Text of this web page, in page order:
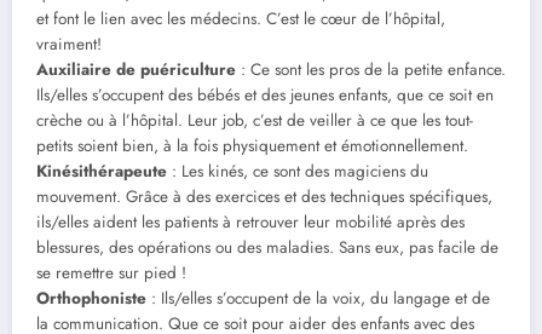
et font le lien avec les médecins. C’est le cœur de l’hôpital,
vraiment!
Auxiliaire de puériculture : Ce sont les pros de la petite enfance.
Ils/elles s’occupent des bébés et des jeunes enfants, que ce soit en
crèche ou à l’hôpital. Leur job, c’est de veiller à ce que les tout-
petits soient bien, à la fois physiquement et émotionnellement.
Kinésithérapeute : Les kinés, ce sont des magiciens du
mouvement. Grâce à des exercices et des techniques spécifiques,
ils/elles aident les patients à retrouver leur mobilité après des
blessures, des opérations ou des maladies. Sans eux, pas facile de
se remettre sur pied !
Orthophoniste : Ils/elles s’occupent de la voix, du langage et de
la communication. Que ce soit pour aider des enfants avec des